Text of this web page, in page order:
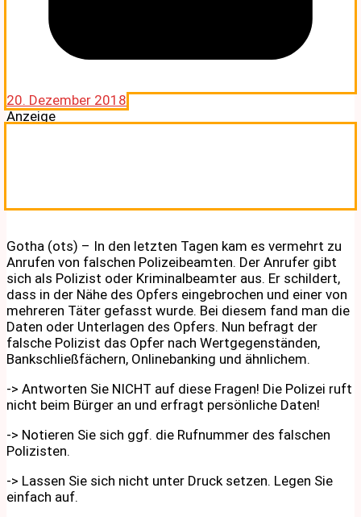
20. Dezember 2018
Anzeige
Gotha (ots) – In den letzten Tagen kam es vermehrt zu
Anrufen von falschen Polizeibeamten. Der Anrufer gibt
sich als Polizist oder Kriminalbeamter aus. Er schildert,
dass in der Nähe des Opfers eingebrochen und einer von
mehreren Täter gefasst wurde. Bei diesem fand man die
Daten oder Unterlagen des Opfers. Nun befragt der
falsche Polizist das Opfer nach Wertgegenständen,
Bankschließfächern, Onlinebanking und ähnlichem.
-> Antworten Sie NICHT auf diese Fragen! Die Polizei ruft
nicht beim Bürger an und erfragt persönliche Daten!
-> Notieren Sie sich ggf. die Rufnummer des falschen
Polizisten.
-> Lassen Sie sich nicht unter Druck setzen. Legen Sie
einfach auf.